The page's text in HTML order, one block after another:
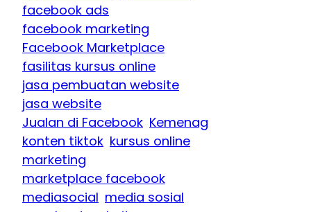
facebook ads
facebook marketing
Facebook Marketplace
fasilitas kursus online
jasa pembuatan website
jasa website
Jualan di Facebook Kemenag
konten tiktok kursus online
marketing
marketplace facebook
mediasocial media sosial